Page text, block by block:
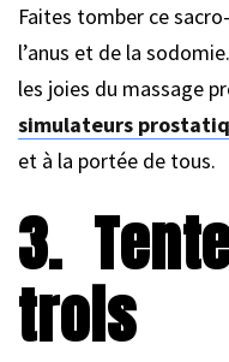
Faites tomber ce
l’anus et de la
les joies du massage
simulateurs
et à la portée de tous.
3.
trois